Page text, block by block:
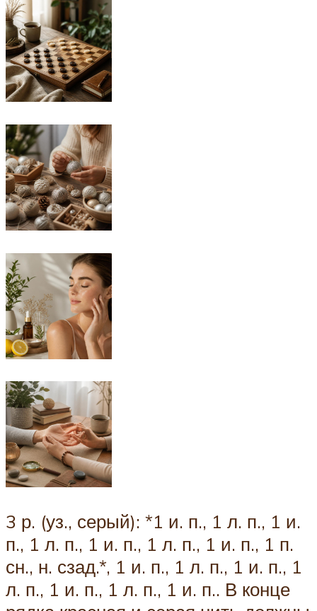
3 р. (уз., серый): *1 и. п., 1 л. п., 1 и.
п., 1 л. п., 1 и. п., 1 л. п., 1 и. п., 1 п.
сн., н. сзад.*, 1 и. п., 1 л. п., 1 и. п., 1
л. п., 1 и. п., 1 л. п., 1 и. п.. В конце